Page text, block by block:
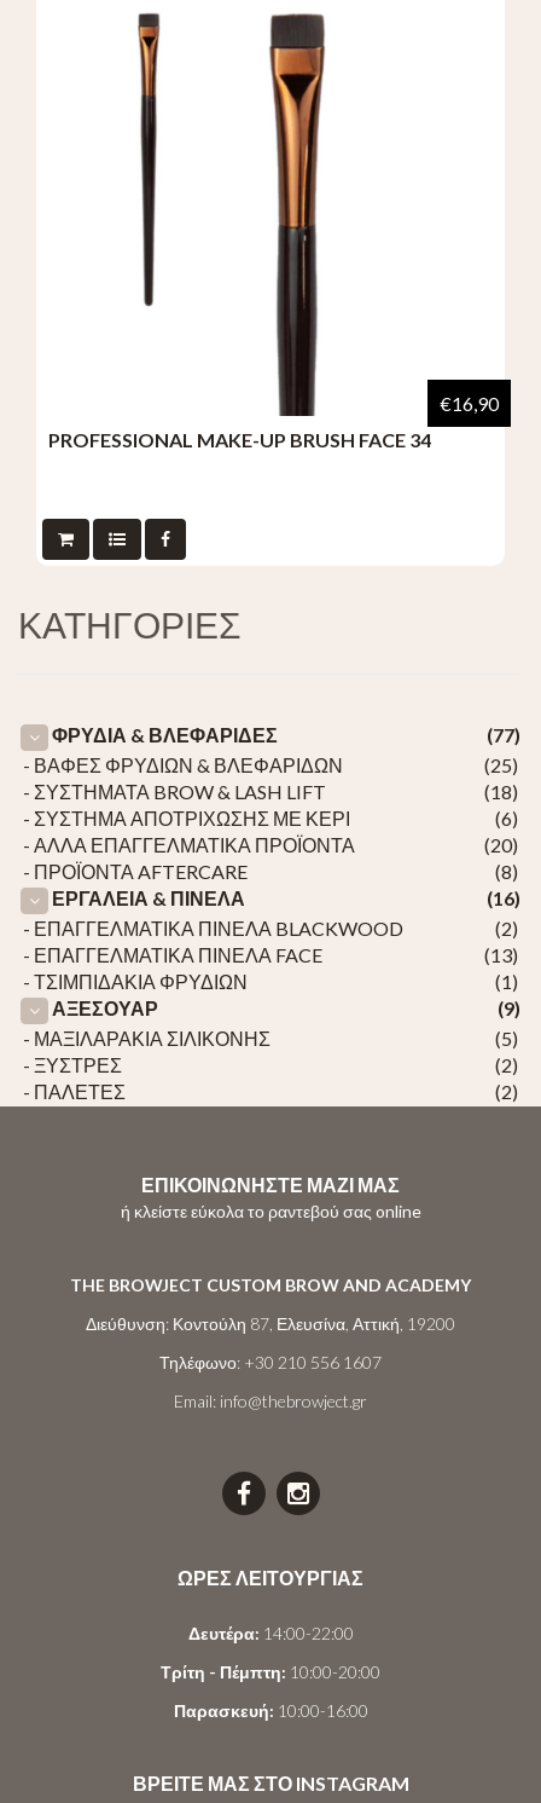
PROFESSIONAL MAKE-UP BRUSH FACE 34
€16,90
ΚΑΤΗΓΟΡΙΕΣ
ΦΡΥΔΙΑ & ΒΛΕΦΑΡΙΔΕΣ
(77)
- ΒΑΦΕΣ ΦΡΥΔΙΩΝ & ΒΛΕΦΑΡΙΔΩΝ
(25)
- ΣΥΣΤΗΜΑΤΑ BROW & LASH LIFT
(18)
- ΣΥΣΤΗΜΑ ΑΠΟΤΡΙΧΩΣΗΣ ΜΕ ΚΕΡΙ
(6)
- ΑΛΛΑ ΕΠΑΓΓΕΛΜΑΤΙΚΑ ΠΡΟΪΟΝΤΑ
(20)
- ΠΡΟΪΟΝΤΑ AFTERCARE
(8)
ΕΡΓΑΛΕΙΑ & ΠΙΝΕΛΑ
(16)
- ΕΠΑΓΓΕΛΜΑΤΙΚΑ ΠΙΝΕΛΑ BLACKWOOD
(2)
- ΕΠΑΓΓΕΛΜΑΤΙΚΑ ΠΙΝΕΛΑ FACE
(13)
- ΤΣΙΜΠΙΔΑΚΙΑ ΦΡΥΔΙΩΝ
(1)
ΑΞΕΣΟΥΑΡ
(9)
- ΜΑΞΙΛΑΡΑΚΙΑ ΣΙΛΙΚΟΝΗΣ
(5)
- ΞΥΣΤΡΕΣ
(2)
- ΠΑΛΕΤΕΣ
(2)
ΕΠΙΚΟΙΝΩΝΗΣΤΕ ΜΑΖΙ ΜΑΣ
ή κλείστε εύκολα το ραντεβού σας online
THE BROWJECT CUSTOM BROW AND ACADEMY
Διεύθυνση: Κοντούλη 87, Ελευσίνα, Αττική, 19200
Τηλέφωνο: +30 210 556 1607
Email: info@thebrowject.gr
ΩΡΕΣ ΛΕΙΤΟΥΡΓΙΑΣ
Δευτέρα: 14:00-22:00
Τρίτη - Πέμπτη: 10:00-20:00
Παρασκευή: 10:00-16:00
ΒΡΕΙΤΕ ΜΑΣ ΣΤΟ INSTAGRAM